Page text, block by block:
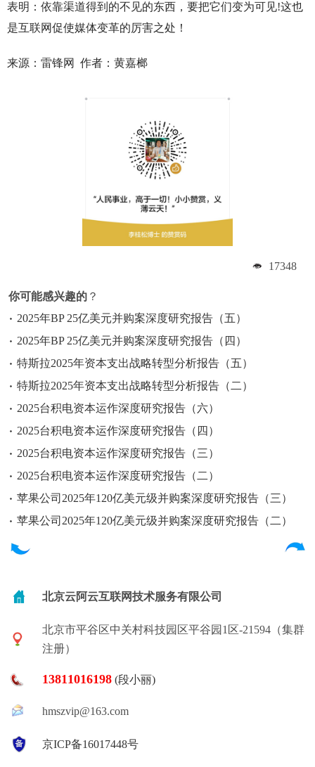
表明：依靠渠道得到的不见的东西，要把它们变为可见!这也
是互联网促使媒体变革的厉害之处！
来源：雷锋网 作者：黄嘉榔
17348
你可能感兴趣的 ？
2025年BP 25亿美元并购案深度研究报告（五）
2025年BP 25亿美元并购案深度研究报告（四）
特斯拉2025年资本支出战略转型分析报告（五）
特斯拉2025年资本支出战略转型分析报告（二）
2025台积电资本运作深度研究报告（六）
2025台积电资本运作深度研究报告（四）
2025台积电资本运作深度研究报告（三）
2025台积电资本运作深度研究报告（二）
苹果公司2025年120亿美元级并购案深度研究报告（三）
苹果公司2025年120亿美元级并购案深度研究报告（二）
北京云阿云互联网技术服务有限公司
北京市平谷区中关村科技园区平谷园1区-21594（集群
注册）
13811016198 (段小丽)
hmszvip@163.com
京ICP备16017448号